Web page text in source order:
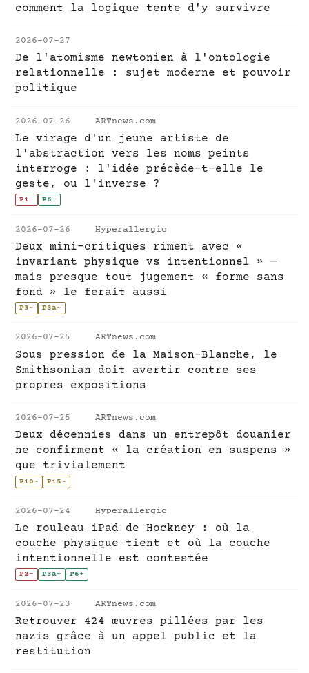
comment la logique tente d'y survivre
2026-07-27
De l'atomisme newtonien à l'ontologie
relationnelle : sujet moderne et pouvoir
politique
2026-07-26 ARTnews.com
Le virage d'un jeune artiste de
l'abstraction vers les noms peints
interroge : l'idée précède-t-elle le
geste, ou l'inverse ?
P1- P6+
2026-07-26 Hyperallergic
Deux mini-critiques riment avec «
invariant physique vs intentionnel » —
mais presque tout jugement « forme sans
fond » le ferait aussi
P3~ P3a~
2026-07-25 ARTnews.com
Sous pression de la Maison-Blanche, le
Smithsonian doit avertir contre ses
propres expositions
2026-07-25 ARTnews.com
Deux décennies dans un entrepôt douanier
ne confirment « la création en suspens »
que trivialement
P10~ P15~
2026-07-24 Hyperallergic
Le rouleau iPad de Hockney : où la
couche physique tient et où la couche
intentionnelle est contestée
P2- P3a+ P6+
2026-07-23 ARTnews.com
Retrouver 424 œuvres pillées par les
nazis grâce à un appel public et la
restitution